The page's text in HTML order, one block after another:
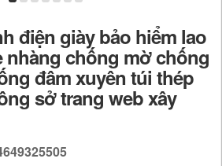
điện giày bảo hiểm lao
nhàng chống mờ chống
đâm xuyên túi thép
sở trang web xây